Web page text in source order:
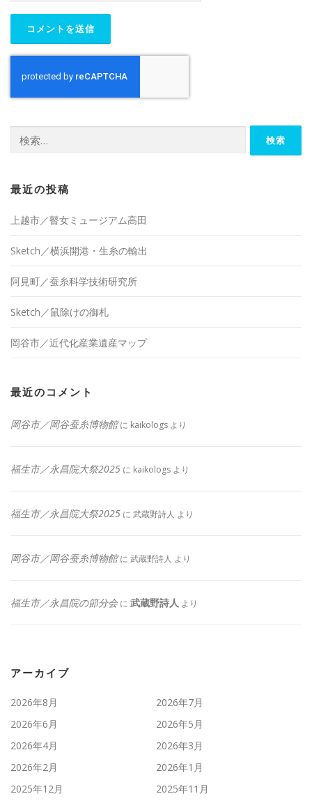
索:
最近の投稿
上越市／瞽女ミュージアム高田
Sketch／横浜開港・生糸の輸出
阿見町／蚕糸科学技術研究所
Sketch／鼠除けの御札
岡谷市／近代化産業遺産マップ
最近のコメント
岡谷市／岡谷蚕糸博物館に kaikologs より
福生市／永昌院大祭2025 に kaikologs より
福生市／永昌院大祭2025 に 武蔵野詩人 より
岡谷市／岡谷蚕糸博物館に 武蔵野詩人 より
福生市／永昌院の節分会に 武蔵野詩人 より
アーカイブ
2026年8月
2026年7月
2026年6月
2026年5月
2026年4月
2026年3月
2026年2月
2026年1月
2025年12月
2025年11月